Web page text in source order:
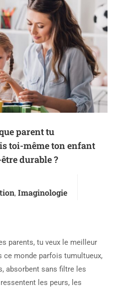
parent tu
toi-même ton enfant
durable ?
, Imaginologie
parents, tu veux le meilleur
ce monde parfois tumultueux,
absorbent sans filtre les
les peurs, les